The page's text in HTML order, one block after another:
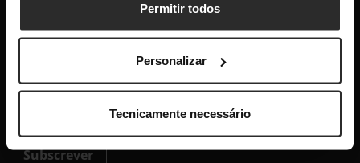
Permitir todos
Personalizar
Tecnicamente necessário
Subscrever
e osTermos de Serviçoda Google.